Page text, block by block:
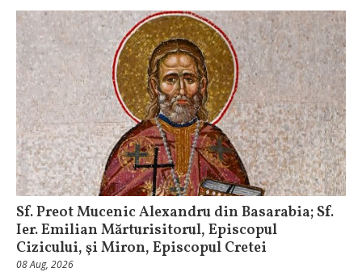
Sf. Preot Mucenic Alexandru din Basarabia; Sf.
Ier. Emilian Mărturisitorul, Episcopul
Cizicului, şi Miron, Episcopul Cretei
08 Aug, 2026